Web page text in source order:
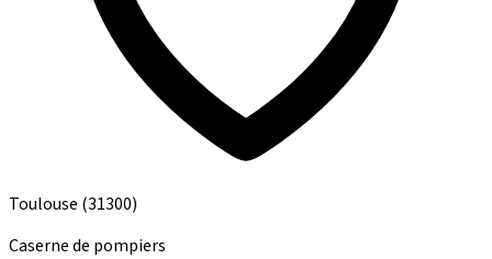
Toulouse (31300)
Caserne de pompiers